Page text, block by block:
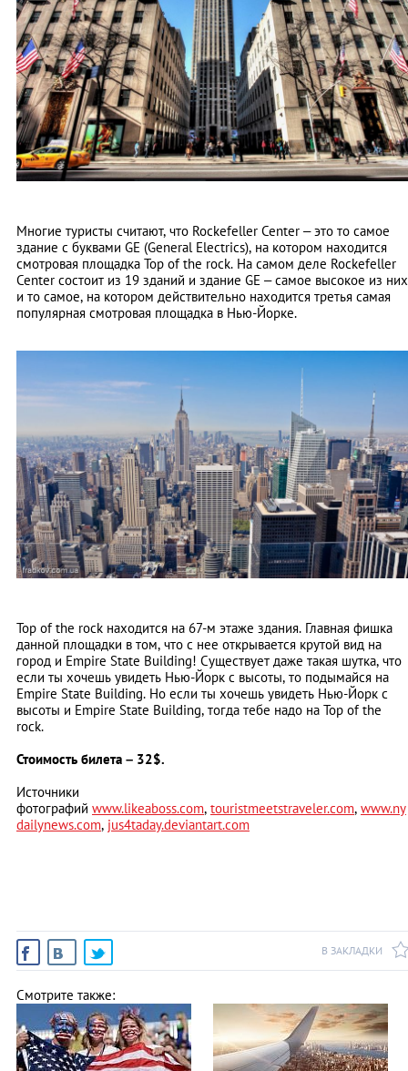
Многие туристы считают, что Rockefeller Center – это то самое
здание с буквами GE (General Electrics), на котором находится
смотровая площадка Top of the rock. На самом деле Rockefeller
Center состоит из 19 зданий и здание GE – самое высокое из них
и то самое, на котором действительно находится третья самая
популярная смотровая площадка в Нью-Йорке.
Top of the rock находится на 67-м этаже здания. Главная фишка
данной площадки в том, что с нее открывается крутой вид на
город и Empire State Building! Существует даже такая шутка, что
если ты хочешь увидеть Нью-Йорк с высоты, то подымайся на
Empire State Building. Но если ты хочешь увидеть Нью-Йорк с
высоты и Empire State Building, тогда тебе надо на Top of the
rock.
Стоимость билета – 32$.
Источники
фотографий www.likeaboss.com, touristmeetstraveler.com, www.ny
dailynews.com, jus4taday.deviantart.com
В ЗАКЛАДКИ
Смотрите также: